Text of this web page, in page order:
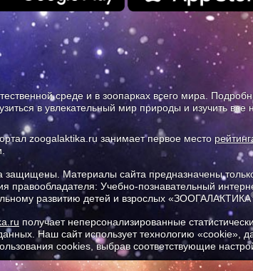
среде и в зоопарках всего мира.
в увлекательный мир природы и изучить
zoogalaktika.ru занимает первое место
Материалы сайта предназначены
правообладателя: Учебно-познавательный
развитию детей и взрослых «ЗООГАЛАКТИКА
получает неперсонализированные
Наш сайт использует технологию
cookies, выбрав соответствующие